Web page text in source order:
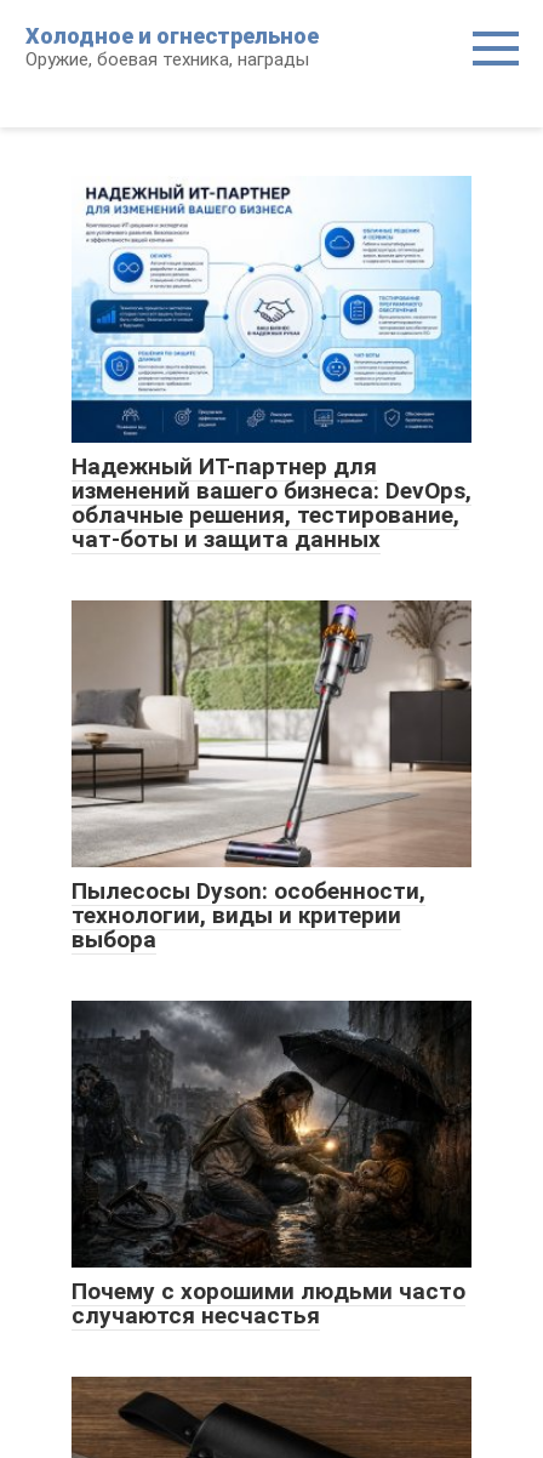
контенту
Холодное и огнестрельное
Оружие, боевая техника, награды
Надежный ИТ-партнер для
изменений вашего бизнеса: DevOps,
облачные решения, тестирование,
чат-боты и защита данных
Пылесосы Dyson: особенности,
технологии, виды и критерии
выбора
Почему с хорошими людьми часто
случаются несчастья